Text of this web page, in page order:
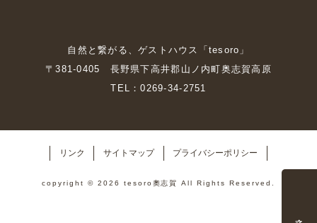
自然と繋がる、ゲストハウス「tesoro」
〒381-0405 長野県下高井郡山ノ内町奥志賀高原
TEL：0269-34-2751
リンク サイトマップ プライバシーポリシー
copyright © 2026 tesoro奧志賀 All Rights Reserved.